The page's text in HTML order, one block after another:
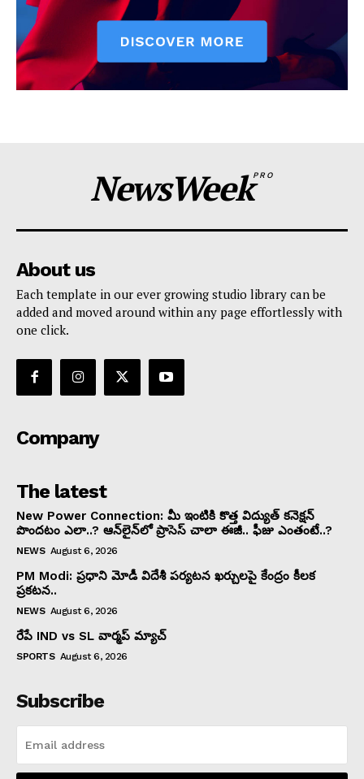
NewsWeekPRO
About us
Each template in our ever growing studio library can be
added and moved around within any page effortlessly with
one click.
Company
The latest
New Power Connection: మీ ఇంటికి కొత్త విద్యుత్ కనెక్షన్
పొందటం ఎలా..? ఆన్‌లైన్‌లో ప్రాసెస్ చాలా ఈజీ.. ఫీజు ఎంతంటే..?
NEWS August 6, 2026
PM Modi: ప్రధాని మోడీ విదేశీ పర్యటన ఖర్చులపై కేంద్రం కీలక
ప్రకటన..
NEWS August 6, 2026
రేపే IND vs SL వార్మప్ మ్యాచ్
SPORTS August 6, 2026
Subscribe